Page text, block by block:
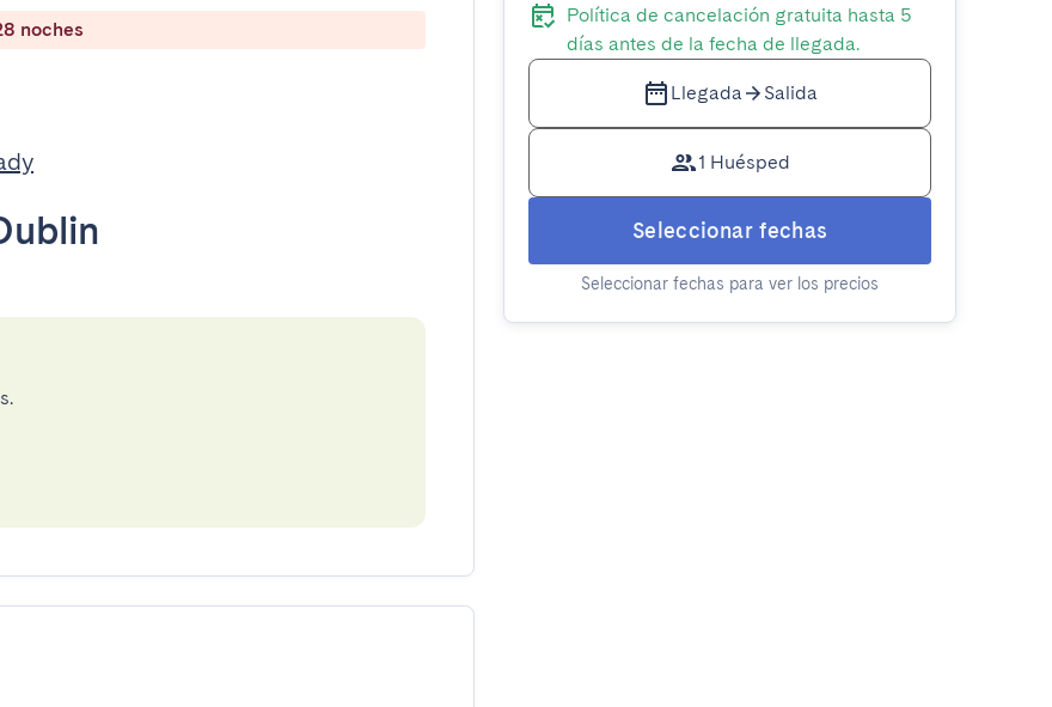
noches
Política de cancelación gratuita hasta 5
días antes de la fecha de llegada.
Llegada Salida
1 Huésped
Seleccionar fechas
Seleccionar fechas para ver los precios